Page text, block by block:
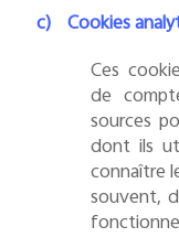
c) Cookies
Ces
de
sources
dont ils
connaître
souvent,